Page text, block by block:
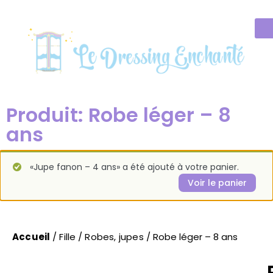
Produit: Robe léger – 8
ans
«Jupe fanon – 4 ans» a été ajouté à votre panier.
Voir le panier
Accueil /Fille /Robes, jupes / Robe léger – 8 ans